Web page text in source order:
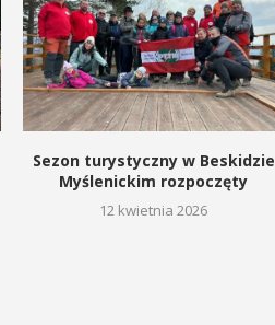
Sezon turystyczny w Beskidzie
Myślenickim rozpoczęty
12 kwietnia 2026